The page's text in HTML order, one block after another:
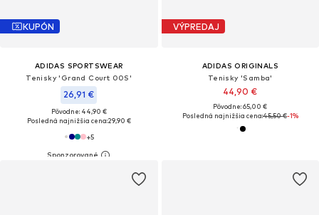
KUPÓN
ADIDAS SPORTSWEAR
Tenisky 'Grand Court 00S'
26,91 €
Pôvodne: 44,90 €
Posledná najnižšia cena:29,90 €
+5
VÝPREDAJ
ADIDAS ORIGINALS
Tenisky 'Samba'
44,90 €
Pôvodne: 65,00 €
Posledná najnižšia cena:45,50 €-1%